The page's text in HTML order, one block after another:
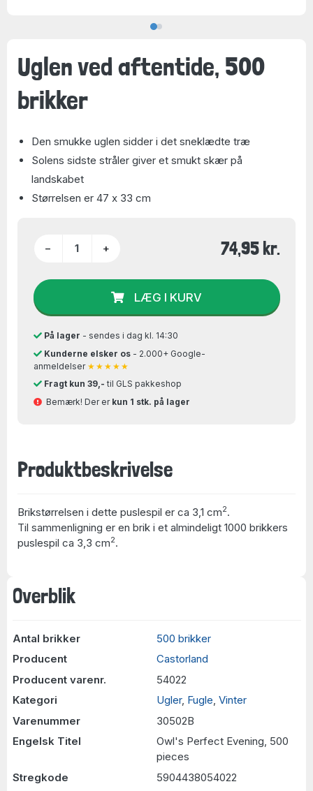
Overblik
Antal brikker
500 brikker
Producent
Castorland
Producent varenr.
54022
Kategori
Ugler, Fugle, Vinter
Varenummer
30502B
Engelsk Titel
Owl's Perfect Evening, 500
pieces
Stregkode
5904438054022
Uglen ved aftentide, 500
brikker
Den smukke uglen sidder i det sneklædte træ
Solens sidste stråler giver et smukt skær på
landskabet
Størrelsen er 47 x 33 cm
− + 74,95 kr.
LÆG I KURV
På lager - sendes i dag kl. 14:30
Kunderne elsker os- 2.000+ Google-
anmeldelser ★★★★★
Fragt kun 39,- til GLS pakkeshop
Bemærk! Der er kun 1 stk. på lager
Produktbeskrivelse
Brikstørrelsen i dette puslespil er ca 3,1 cm2.
Til sammenligning er en brik i et almindeligt 1000 brikkers
puslespil ca 3,3 cm2.